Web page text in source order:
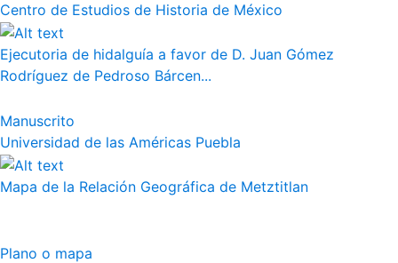
Centro de Estudios de Historia de México
Ejecutoria de hidalguía a favor de D. Juan Gómez
Rodríguez de Pedroso Bárcen...
Manuscrito
Universidad de las Américas Puebla
Mapa de la Relación Geográfica de Metztitlan
Plano o mapa